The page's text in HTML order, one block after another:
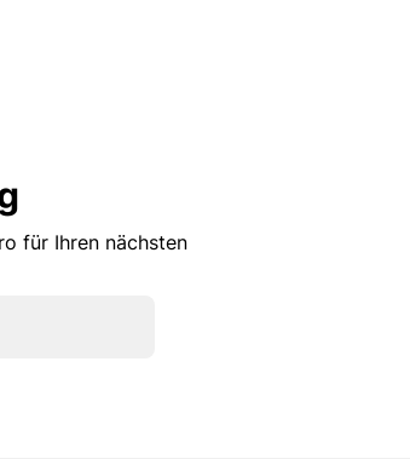
für Ihren nächsten